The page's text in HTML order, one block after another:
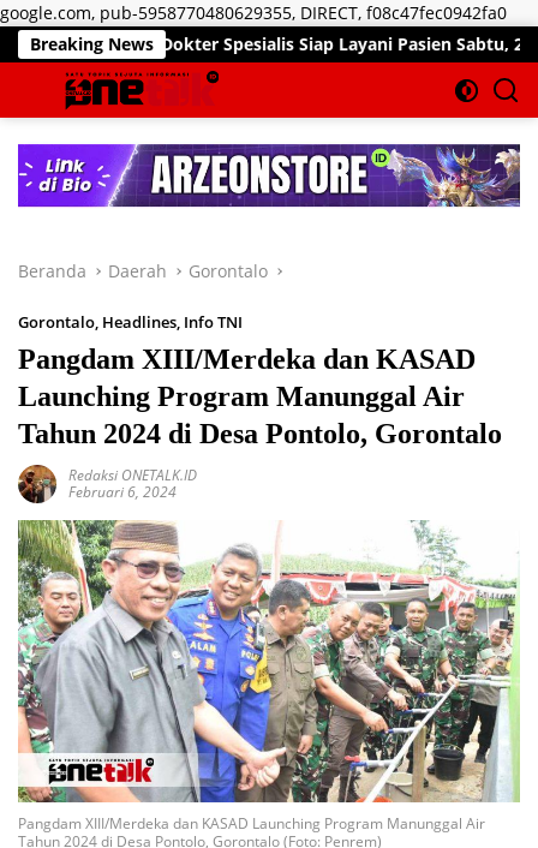
google.com, pub-5958770480629355, DIRECT, f08c47fec0942fa0
ke
Breaking News
Dokter Spesialis Siap Layani Pasien Sabtu, 25 Juli 2026
Beranda Daerah Gorontalo
Gorontalo, Headlines, Info TNI
Pangdam XIII/Merdeka dan KASAD
Launching Program Manunggal Air
Tahun 2024 di Desa Pontolo, Gorontalo
Redaksi ONETALK.ID
Februari 6, 2024
Pangdam XIII/Merdeka dan KASAD Launching Program Manunggal Air
Tahun 2024 di Desa Pontolo, Gorontalo (Foto: Penrem)